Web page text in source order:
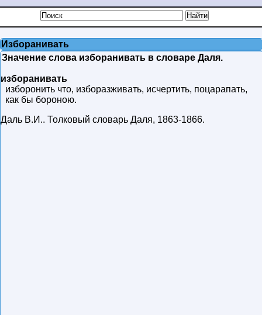
Изборанивать
Значение слова изборанивать в словаре Даля.
изборанивать
изборонить что, изборазживать, исчертить, поцарапать,
как бы бороною.
Даль В.И.. Толковый словарь Даля, 1863-1866.